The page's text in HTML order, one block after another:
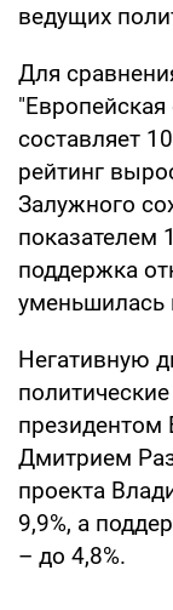
ведущих
Для
составляет
рейтинг
Залужного
показателем
поддержка
уменьшилась
Негативную
Дмитрием
проекта
9,9%, а
– до 4,8%.